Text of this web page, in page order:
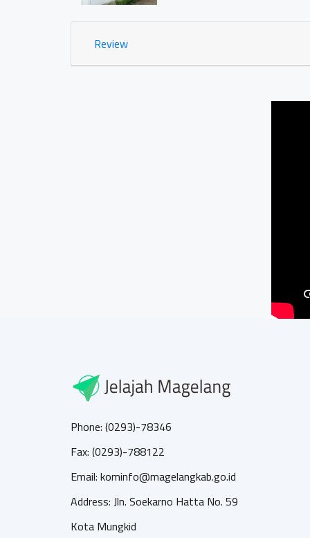
Review
Phone: (0293)-78346
Fax: (0293)-788122
Email: kominfo@magelangkab.go.id
Address: Jln. Soekarno Hatta No. 59
Kota Mungkid